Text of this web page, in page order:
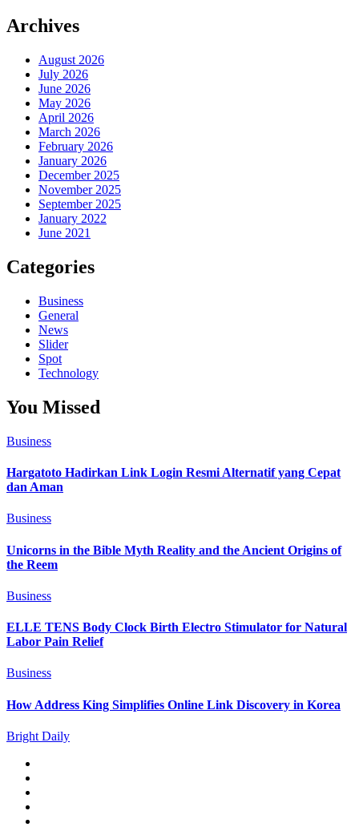
Archives
August 2026
July 2026
June 2026
May 2026
April 2026
March 2026
February 2026
January 2026
December 2025
November 2025
September 2025
January 2022
June 2021
Categories
Business
General
News
Slider
Spot
Technology
You Missed
Business
Hargatoto Hadirkan Link Login Resmi Alternatif yang Cepat
dan Aman
Business
Unicorns in the Bible Myth Reality and the Ancient Origins of
the Reem
Business
ELLE TENS Body Clock Birth Electro Stimulator for Natural
Labor Pain Relief
Business
How Address King Simplifies Online Link Discovery in Korea
Bright Daily